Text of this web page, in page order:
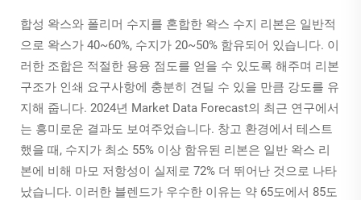
합성 왁스와 폴리머 수지를 혼합한 왁스 수지 리본은 일반적
으로 왁스가 40~60%, 수지가 20~50% 함유되어 있습니다. 이
러한 조합은 적절한 용융 점도를 얻을 수 있도록 해주며 리본
구조가 인쇄 요구사항에 충분히 견딜 수 있을 만큼 강도를 유
지해 줍니다. 2024년 Market Data Forecast의 최근 연구에서
는 흥미로운 결과도 보여주었습니다. 창고 환경에서 테스트
했을 때, 수지가 최소 55% 이상 함유된 리본은 일반 왁스 리
본에 비해 마모 저항성이 실제로 72% 더 뛰어난 것으로 나타
났습니다. 이러한 블렌드가 우수한 이유는 약 65도에서 85도